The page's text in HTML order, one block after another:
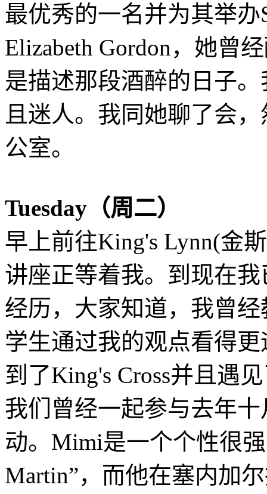
最优秀的一名并为其举
Elizabeth Gordon，她曾
是描述那段酒醉的日子
且迷人。我同她聊了会
公室。
Tuesday（周二）
早上前往King's Lynn(金
讲座正等着我。到现在
经历，大家知道，我曾
学生通过我的观点看得
到了King's Cross并且遇
我们曾经一起参与去年
动。Mimi是一个个性很
Martin”，而他在塞内加